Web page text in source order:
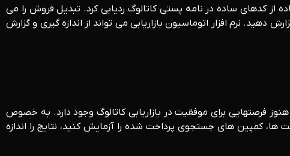
از کدهای ساده در نامه پستی کاتالوگ ردیابی کرد. تبدیل فروش را می
دهید. نرم افزار اتوماسیون بازاریابی می تواند از اندازه گیری و گزارش
فرصتهایی برای موفقیت در بازاریابی کاتالوگ وجود دارد. به خصوص
کمپین های جستجوی پرداخت شده را آزمایش کنید، نتایج را اندازه